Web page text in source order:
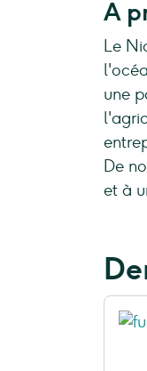
A
Le
une
De
et à